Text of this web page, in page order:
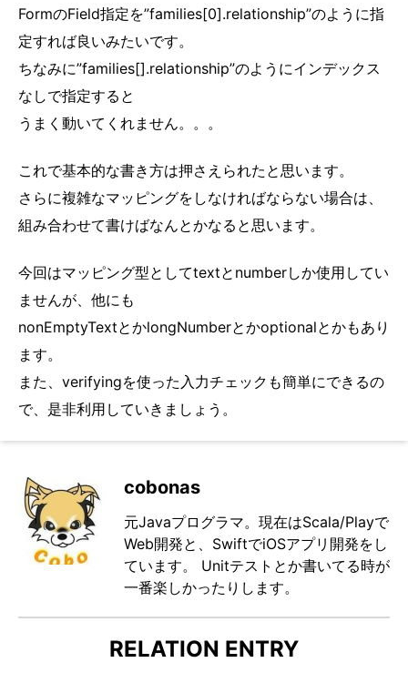
FormのField指定を”families[0].relationship”のように指
定すれば良いみたいです。
ちなみに”families[].relationship”のようにインデックス
なしで指定すると
うまく動いてくれません。。。
これで基本的な書き方は押さえられたと思います。
さらに複雑なマッピングをしなければならない場合は、
組み合わせて書けばなんとかなると思います。
今回はマッピング型としてtextとnumberしか使用してい
ませんが、他にも
nonEmptyTextとかlongNumberとかoptionalとかもあり
ます。
また、verifyingを使った入力チェックも簡単にできるの
で、是非利用していきましょう。
cobonas
元Javaプログラマ。現在はScala/Playで
Web開発と、SwiftでiOSアプリ開発をし
ています。 Unitテストとか書いてる時が
一番楽しかったりします。
RELATION ENTRY